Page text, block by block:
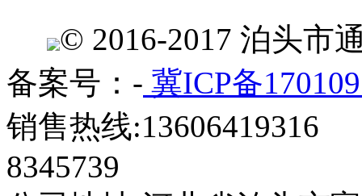
© 2016-2017 泊头市
备案号：- 冀ICP备
销售热线:13606419316
8345739